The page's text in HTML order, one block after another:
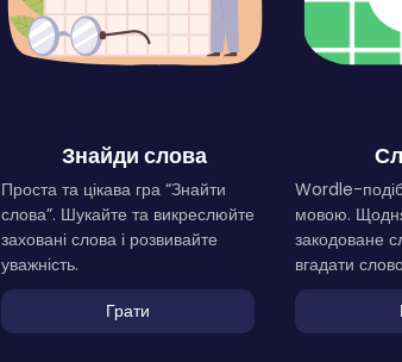
Знайди слова
Проста та цікава гра “Знайти
слова”. Шукайте та викреслюйте
заховані слова і розвивайте
уважність.
Грати
Wordle-
мовою.
закодоване
вгадати